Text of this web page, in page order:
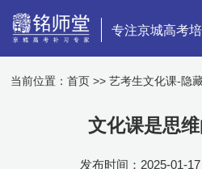
专注京城高考培
当前位置：首页 >>艺考生文化课-隐
文化课是思
发布时间：2025-01-17